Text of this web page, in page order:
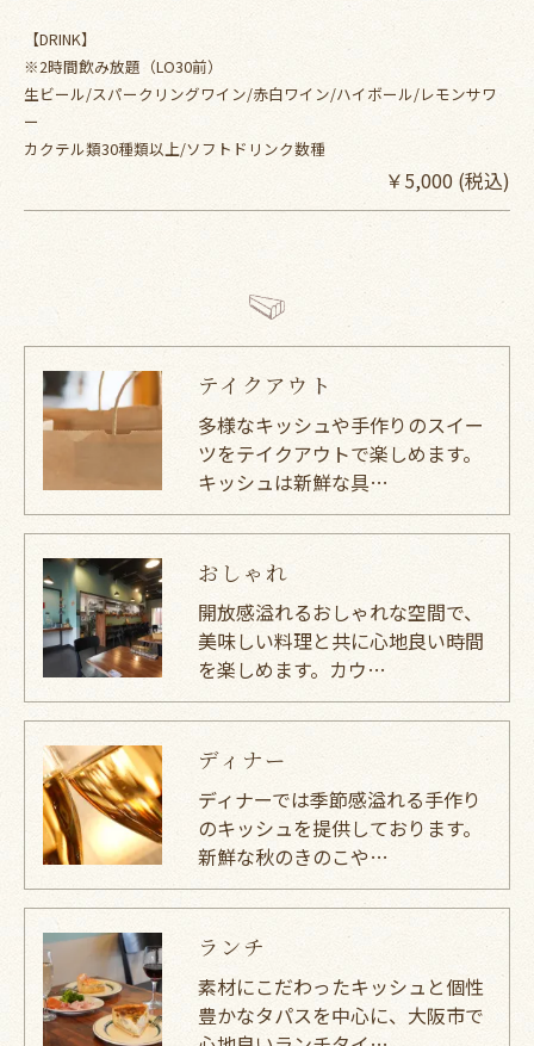
【DRINK】
※2時間飲み放題（LO30前）
生ビール/スパークリングワイン/赤白ワイン/ハイボール/レモンサワ
ー
カクテル類30種類以上/ソフトドリンク数種
￥5,000 (税込)
テイクアウト
多様なキッシュや手作りのスイー
ツをテイクアウトで楽しめます。
キッシュは新鮮な具…
おしゃれ
開放感溢れるおしゃれな空間で、
美味しい料理と共に心地良い時間
を楽しめます。カウ…
ディナー
ディナーでは季節感溢れる手作り
のキッシュを提供しております。
新鮮な秋のきのこや…
ランチ
素材にこだわったキッシュと個性
豊かなタパスを中心に、大阪市で